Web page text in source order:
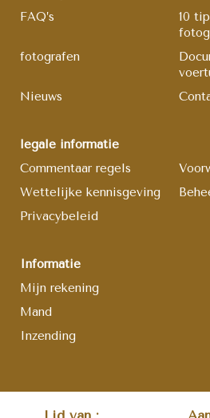
FAQ’s
10
fotografen
Nieuws
legale informatie
Commentaar regels
Wettelijke kennisgeving
Privacybeleid
Informatie
Mijn rekening
Mand
Inzending